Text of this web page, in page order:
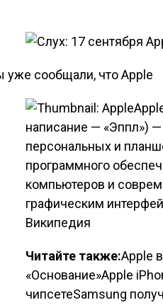
уже сообщали, чтоApple
написание — «Эппл»)
персональных и
программного
компьютеров и
графическим
Википедия
Читайте также:Apple
«Основание»Apple
чипсетеSamsung